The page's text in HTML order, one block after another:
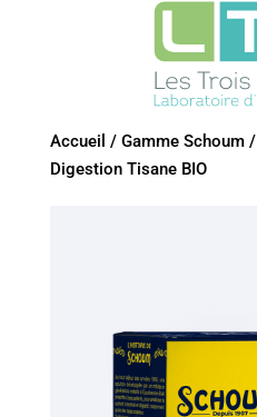
Accueil / Gamme Schoum/
Digestion Tisane BIO